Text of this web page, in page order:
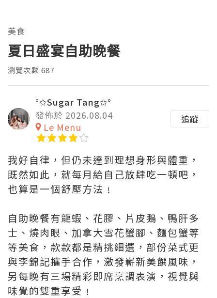
美食
夏日盛宴自助晚餐
瀏覽次數:687
°✩Sugar Tang✩°
發佈於 2026.08.04
Le Menu
追蹤
我好自律，但仍未達到理想身形與體重，
既然如此，就每月給自己放肆吃一頓吧，
也算是一個舒壓方法﹗
自助晚餐有龍蝦、花膠、片皮鵝、鴨肝多
士、燒肉眼、加拿大雪花蟹腳、麵包蟹等
等美食，款款都是精挑細選，部份菜式更
與李錦記攜手合作，激發嶄新美饌風味，
另每晚有三場精彩即席烹調表演，視覺與
味覺的雙重享受﹗